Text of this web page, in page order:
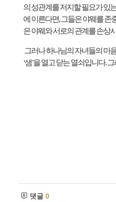
의 성관계를 저지할 필요가 있
에 이른다면,그들은 야웨를 존
은 야웨와 서로의 관계를 손상
그러나 하나님의 자녀들의 마
‘샘’을 열고 닫는 열쇠입니다.
댓글 0